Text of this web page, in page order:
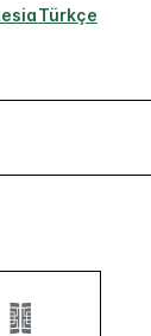
Türkçe